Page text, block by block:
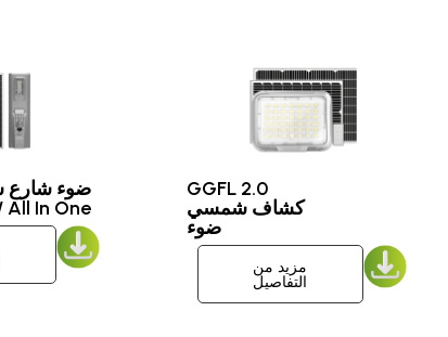
ضوء شارع
‏GGISSL-100W All In One
GGFL 2.0
كشاف شمسي
ضوء
مزيد من
التفاصيل